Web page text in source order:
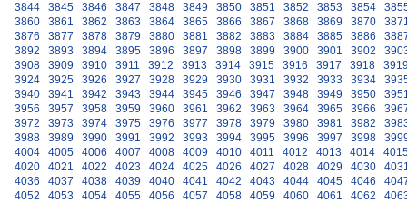
3844
3845 3846 3847 3848 3849 3850 3851 3852 3853 3854
3860
3861 3862 3863 3864 3865 3866 3867 3868 3869 3870
3876
3877 3878 3879 3880 3881 3882 3883 3884 3885 3886
3892
3893 3894 3895 3896 3897 3898 3899 3900 3901 3902
3908
3909 3910 3911 3912 3913 3914 3915 3916 3917 3918
3924
3925 3926 3927 3928 3929 3930 3931 3932 3933 3934
3940
3941 3942 3943 3944 3945 3946 3947 3948 3949 3950
3956
3957 3958 3959 3960 3961 3962 3963 3964 3965 3966
3972
3973 3974 3975 3976 3977 3978 3979 3980 3981 3982
3988
3989 3990 3991 3992 3993 3994 3995 3996 3997 3998
4004
4005 4006 4007 4008 4009 4010 4011 4012 4013 4014
4020
4021 4022 4023 4024 4025 4026 4027 4028 4029 4030
4036
4037 4038 4039 4040 4041 4042 4043 4044 4045 4046
4052
4053 4054 4055 4056 4057 4058 4059 4060 4061 4062